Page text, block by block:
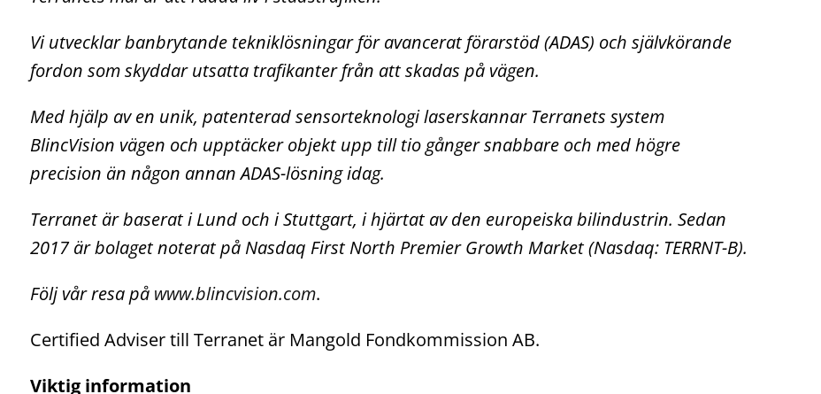
Vi utvecklar banbrytande tekniklösningar för avancerat förarstöd (ADAS) och självkörande
fordon som skyddar utsatta trafikanter från att skadas på vägen.
Med hjälp av en unik, patenterad sensorteknologi laserskannar Terranets system
BlincVision vägen och upptäcker objekt upp till tio gånger snabbare och med högre
precision än någon annan ADAS-lösning idag.
Terranet är baserat i Lund och i Stuttgart, i hjärtat av den europeiska bilindustrin. Sedan
2017 är bolaget noterat på Nasdaq First North Premier Growth Market (Nasdaq: TERRNT-B).
Följ vår resa på www.blincvision.com.
Certified Adviser till Terranet är Mangold Fondkommission AB.
Viktig information